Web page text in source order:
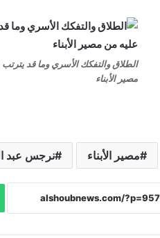
الطلاق والتفكك الأسري وما قد
مصير الأبناء
مصير الأبناء نرجس عبد